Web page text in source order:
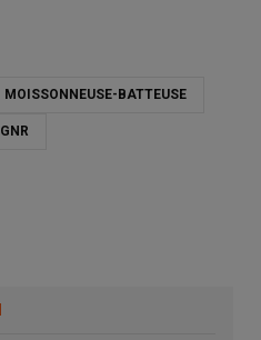
MOISSONNEUSE-BATTEUSE
GNR